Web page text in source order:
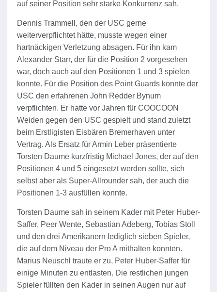
auf seiner Position sehr starke Konkurrenz sah.
Dennis Trammell, den der USC gerne
weiterverpflichtet hätte, musste wegen einer
hartnäckigen Verletzung absagen. Für ihn kam
Alexander Starr, der für die Position 2 vorgesehen
war, doch auch auf den Positionen 1 und 3 spielen
konnte. Für die Position des Point Guards konnte der
USC den erfahrenen John Redder Bynum
verpflichten. Er hatte vor Jahren für COOCOON
Weiden gegen den USC gespielt und stand zuletzt
beim Erstligisten Eisbären Bremerhaven unter
Vertrag. Als Ersatz für Armin Leber präsentierte
Torsten Daume kurzfristig Michael Jones, der auf den
Positionen 4 und 5 eingesetzt werden sollte, sich
selbst aber als Super-Allrounder sah, der auch die
Positionen 1-3 ausfüllen konnte.
Torsten Daume sah in seinem Kader mit Peter Huber-
Saffer, Peer Wente, Sebastian Adeberg, Tobias Stoll
und den drei Amerikanern lediglich sieben Spieler,
die auf dem Niveau der Pro A mithalten konnten.
Marius Neuschl traute er zu, Peter Huber-Saffer für
einige Minuten zu entlasten. Die restlichen jungen
Spieler füllten den Kader in seinen Augen nur auf